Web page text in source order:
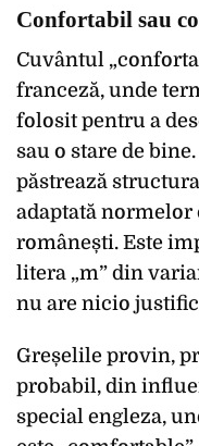
Confortabil sau
Cuvântul
franceză, unde
folosit pentru a
sau o stare de
păstrează
adaptată
românești. Este
litera „m” din
nu are nicio
Greșelile provin,
probabil, din
special engleza,